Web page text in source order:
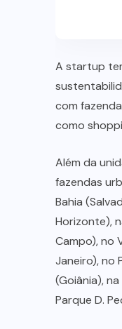
A startup
com
como
Além da
fazendas
Bahia
Horizonte),
Campo), no
Janeiro), no
(Goiânia),
Parque D.